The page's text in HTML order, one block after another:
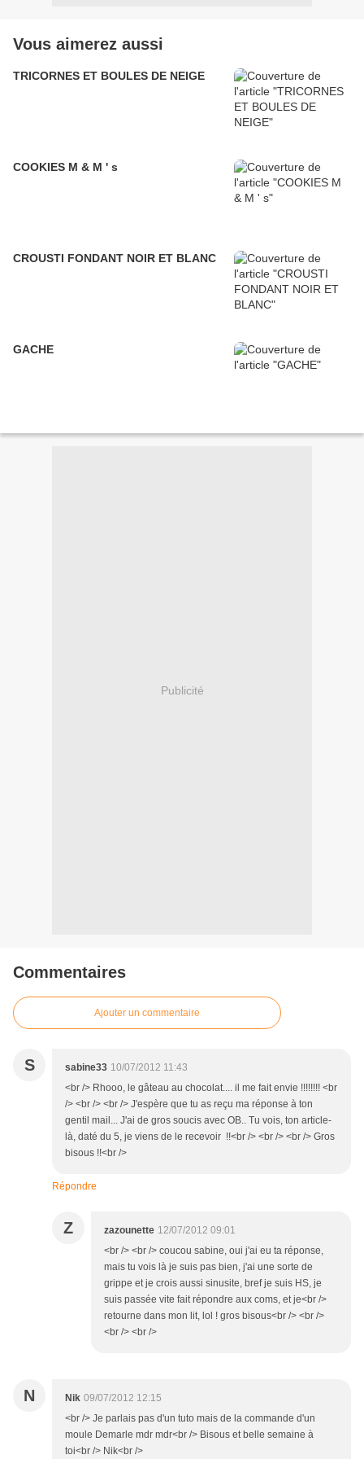
Vous aimerez aussi
TRICORNES ET BOULES DE NEIGE
COOKIES M & M ' s
CROUSTI FONDANT NOIR ET BLANC
GACHE
Publicité
Commentaires
Ajouter un commentaire
S sabine33 10/07/2012 11:43
<br /> Rhooo, le gâteau au chocolat.... il me fait envie !!!!!!!! <br
/> <br /> <br /> J'espère que tu as reçu ma réponse à ton
gentil mail... J'ai de gros soucis avec OB.. Tu vois, ton article-
là, daté du 5, je viens de le recevoir !!<br /> <br /> <br /> Gros
bisous !!<br />
Répondre
Z zazounette 12/07/2012 09:01
<br /> <br /> coucou sabine, oui j'ai eu ta réponse,
mais tu vois là je suis pas bien, j'ai une sorte de
grippe et je crois aussi sinusite, bref je suis HS, je
suis passée vite fait répondre aux coms, et je<br />
retourne dans mon lit, lol ! gros bisous<br /> <br />
<br /> <br />
N Nik 09/07/2012 12:15
<br /> Je parlais pas d'un tuto mais de la commande d'un
moule Demarle mdr mdr<br /> Bisous et belle semaine à
toi<br /> Nik<br />